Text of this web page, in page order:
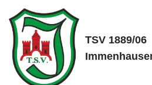
Zum
Inhalt
springen
TSV 1889/06